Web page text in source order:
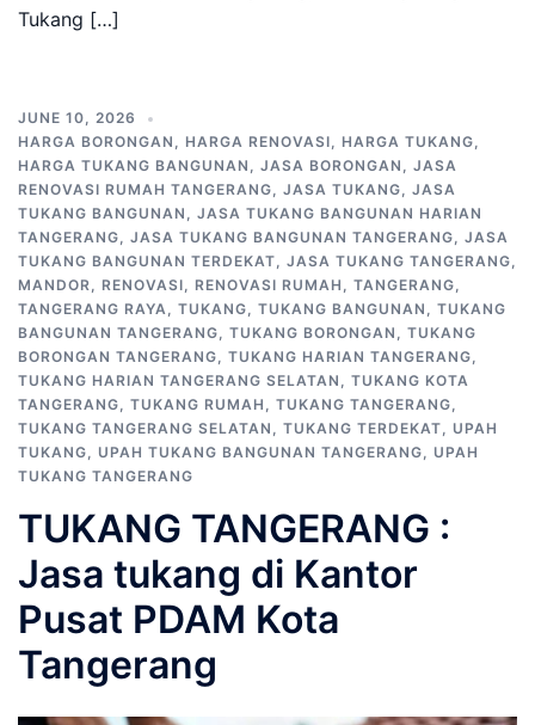
Tukang […]
JUNE 10, 2026
HARGA BORONGAN , HARGA RENOVASI, HARGA TUKANG,
HARGA TUKANG BANGUNAN , JASA BORONGAN , JASA
RENOVASI RUMAH TANGERANG, JASA TUKANG, JASA
TUKANG BANGUNAN , JASA TUKANG BANGUNAN HARIAN
TANGERANG, JASA TUKANG BANGUNAN TANGERANG, JASA
TUKANG BANGUNAN TERDEKAT, JASA TUKANG TANGERANG,
MANDOR, RENOVASI, RENOVASI RUMAH , TANGERANG,
TANGERANG RAYA, TUKANG, TUKANG BANGUNAN , TUKANG
BANGUNAN TANGERANG, TUKANG BORONGAN , TUKANG
BORONGAN TANGERANG, TUKANG HARIAN TANGERANG,
TUKANG HARIAN TANGERANG SELATAN , TUKANG KOTA
TANGERANG, TUKANG RUMAH , TUKANG TANGERANG,
TUKANG TANGERANG SELATAN , TUKANG TERDEKAT, UPAH
TUKANG, UPAH TUKANG BANGUNAN TANGERANG, UPAH
TUKANG TANGERANG
TUKANG TANGERANG :
Jasa tukang di Kantor
Pusat PDAM Kota
Tangerang